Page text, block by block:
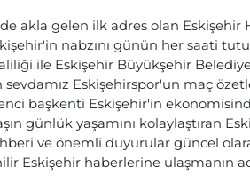
akla gelen ilk adres olan Eskişehir
nabzını günün her saati
ile Eskişehir Büyükşehir
sevdamız Eskişehirspor'un maç
başkenti Eskişehir'in
günlük yaşamını kolaylaştıran
ve önemli duyurular güncel
Eskişehir haberlerine ulaşmanın